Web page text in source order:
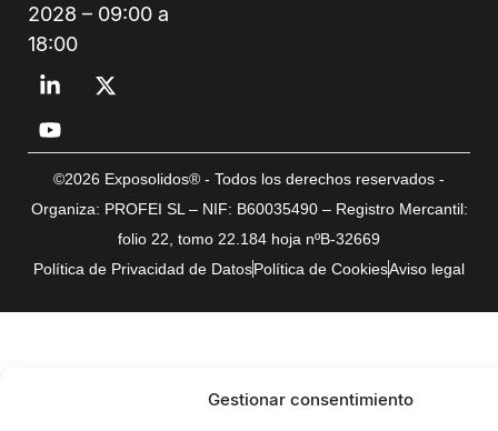
Gestionar consentimiento
2028 – 09:00 a
18:00
©2026 Exposolidos® - Todos los derechos reservados -
Organiza: PROFEI SL – NIF: B60035490 – Registro Mercantil:
folio 22, tomo 22.184 hoja nºB-32669
Política de Privacidad de DatosPolítica de CookiesAviso legal